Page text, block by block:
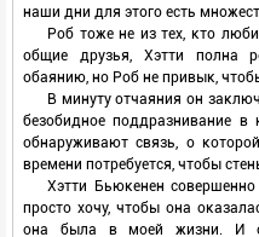
наши дни для этого есть
Роб тоже не из тех, кто
общие друзья, Хэтти полна
обаянию, но Роб не привык,
В минуту отчаяния он
безобидное поддразнивание
обнаруживают связь, о
времени потребуется, чтобы
Хэтти Бьюкенен
просто хочу, чтобы она
она была в моей жизни. И